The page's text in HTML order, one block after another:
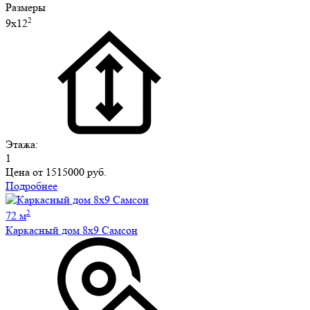
Размеры
9х122
Этажа:
1
Цена от 1515000 руб.
Подробнее
72 м2
Каркасный дом 8х9 Самсон